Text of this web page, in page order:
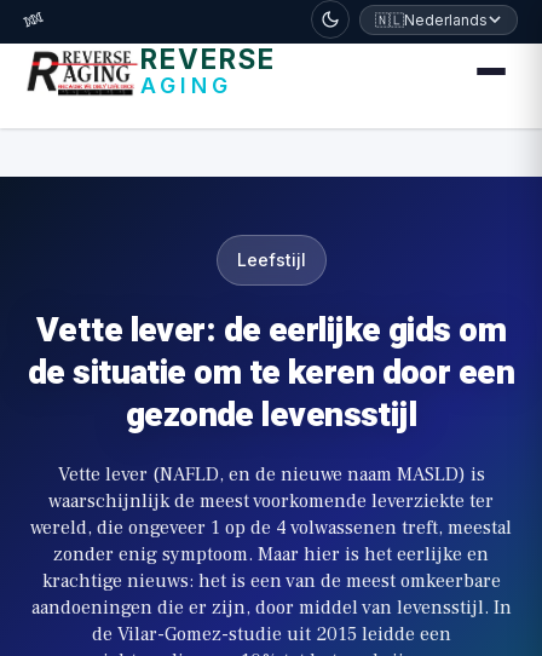
דלג לתוכן הראשי
🧬 🇳🇱Nederlands
REVERSE
AGING
Leefstijl
Vette lever: de eerlijke gids om
de situatie om te keren door een
gezonde levensstijl
Vette lever (NAFLD, en de nieuwe naam MASLD) is
waarschijnlijk de meest voorkomende leverziekte ter
wereld, die ongeveer 1 op de 4 volwassenen treft, meestal
zonder enig symptoom. Maar hier is het eerlijke en
krachtige nieuws: het is een van de meest omkeerbare
aandoeningen die er zijn, door middel van levensstijl. In
de Vilar-Gomez-studie uit 2015 leidde een